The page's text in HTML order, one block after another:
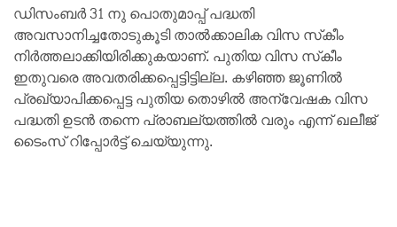
ഡിസംബർ 31 നു പൊതുമാപ്പ് പദ്ധതി
അവസാനിച്ചതോടുകൂടി താൽക്കാലിക വിസ സ്‌കീം
നിർത്തലാക്കിയിരിക്കുകയാണ്. പുതിയ വിസ സ്‌കീം
ഇതുവരെ അവതരിക്കപ്പെട്ടിട്ടില്ല. കഴിഞ്ഞ ജൂണിൽ
പ്രഖ്യാപിക്കപ്പെട്ട പുതിയ തൊഴിൽ അന്വേഷക വിസ
പദ്ധതി ഉടൻ തന്നെ പ്രാബല്യത്തിൽ വരും എന്ന് ഖലീജ്
ടൈംസ് റിപ്പോർട്ട് ചെയ്യുന്നു.